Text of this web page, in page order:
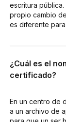
escritura
propio cambio
es diferente
¿Cuál es el
certificado?
En un centro de
a un archivo de